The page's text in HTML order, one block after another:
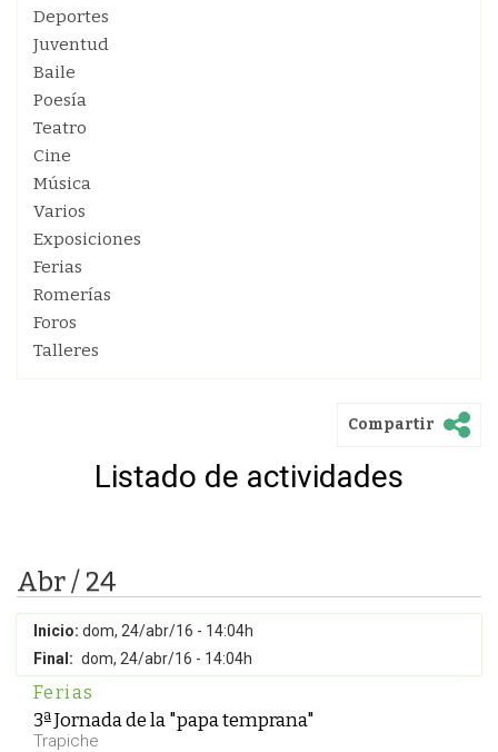
Deportes
Juventud
Baile
Poesía
Teatro
Cine
Música
Varios
Exposiciones
Ferias
Romerías
Foros
Talleres
Compartir
Listado de actividades
Abr / 24
Inicio: dom, 24/abr/16 - 14:04h
Final: dom, 24/abr/16 - 14:04h
Ferias
3ª Jornada de la "papa temprana"
Trapiche